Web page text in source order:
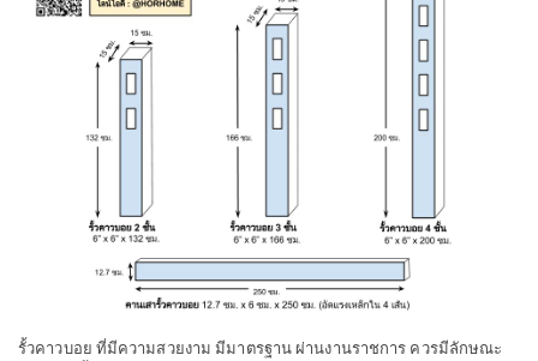
รั้วคาวบอย ที่มีความสวยงาม มีมาตรฐาน ผ่านงานราชการ ควรมีลักษณะ